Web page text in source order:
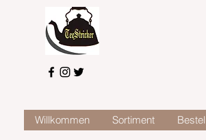
Willkommen Sortiment